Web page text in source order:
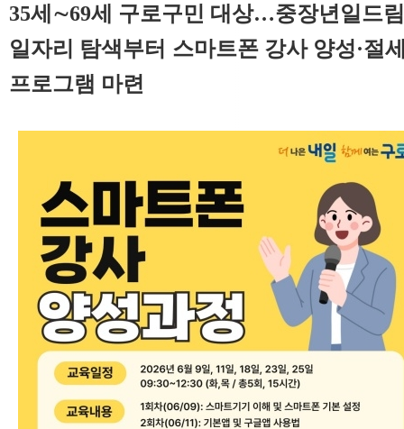
35세∼69세 구로구민 대상…중장년일드
일자리 탐색부터 스마트폰 강사 양성·절
프로그램 마련